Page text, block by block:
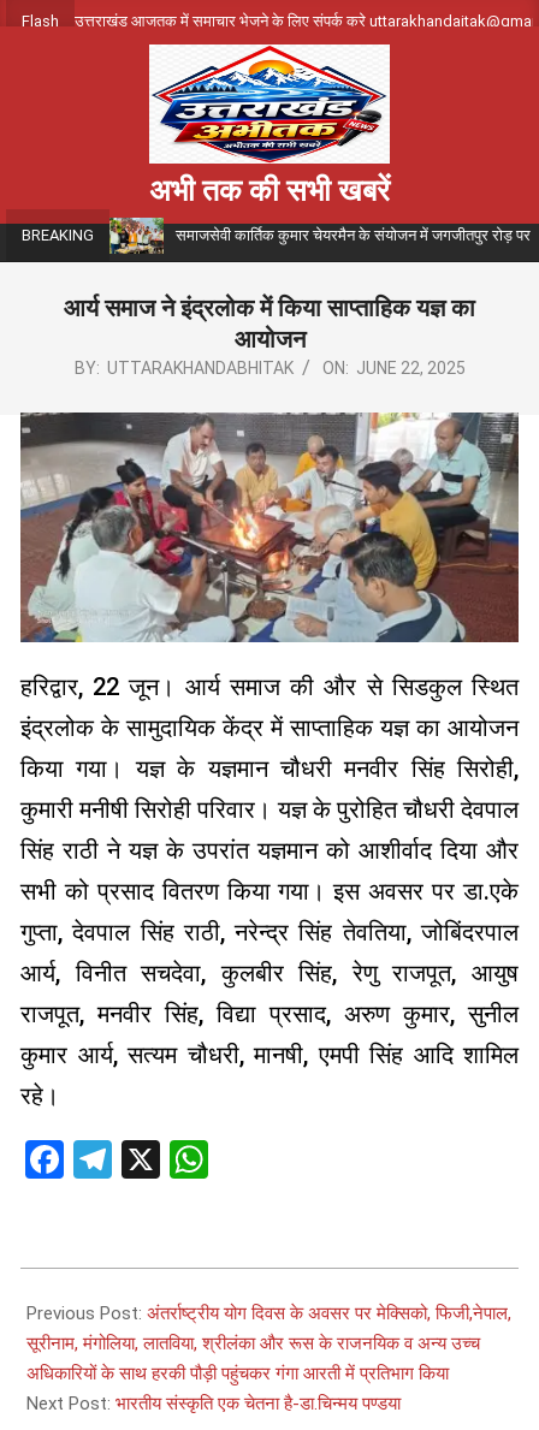
SkipFlash उत्तराखंड आजतक में समाचार भेजने के लिए संपर्क करे
अभी तक की सभी खबरें
BREAKING समाजसेवी कार्तिक कुमार चेयरमैन के संयोजन में जगजीतपुर रोड़
आर्य समाज ने इंद्रलोक में किया साप्ताहिक यज्ञ का
आयोजन
BY: UTTARAKHANDABHITAK ON: JUNE 22, 2025
हरिद्वार, 22 जून। आर्य समाज की और से सिडकुल स्थित
इंद्रलोक के सामुदायिक केंद्र में साप्ताहिक यज्ञ का आयोजन
किया गया। यज्ञ के यज्ञमान चौधरी मनवीर सिंह सिरोही,
कुमारी मनीषी सिरोही परिवार। यज्ञ के पुरोहित चौधरी देवपाल
सिंह राठी ने यज्ञ के उपरांत यज्ञमान को आशीर्वाद दिया और
सभी को प्रसाद वितरण किया गया। इस अवसर पर डा.एके
गुप्ता, देवपाल सिंह राठी, नरेन्द्र सिंह तेवतिया, जोबिंदरपाल
आर्य, विनीत सचदेवा, कुलबीर सिंह, रेणु राजपूत, आयुष
राजपूत, मनवीर सिंह, विद्या प्रसाद, अरुण कुमार, सुनील
कुमार आर्य, सत्यम चौधरी, मानषी, एमपी सिंह आदि शामिल
रहे।
Facebook
Telegram
X
06-
22
Previous Post: अंतर्राष्ट्रीय योग दिवस के अवसर पर मेक्सिको, फिजी,नेपाल,
सूरीनाम, मंगोलिया, लातविया, श्रीलंका और रूस के राजनयिक व अन्य उच्च
अधिकारियों के साथ हरकी पौड़ी पहुंचकर गंगा आरती में प्रतिभाग किया
Next Post: भारतीय संस्कृति एक चेतना है-डा.चिन्मय पण्डया